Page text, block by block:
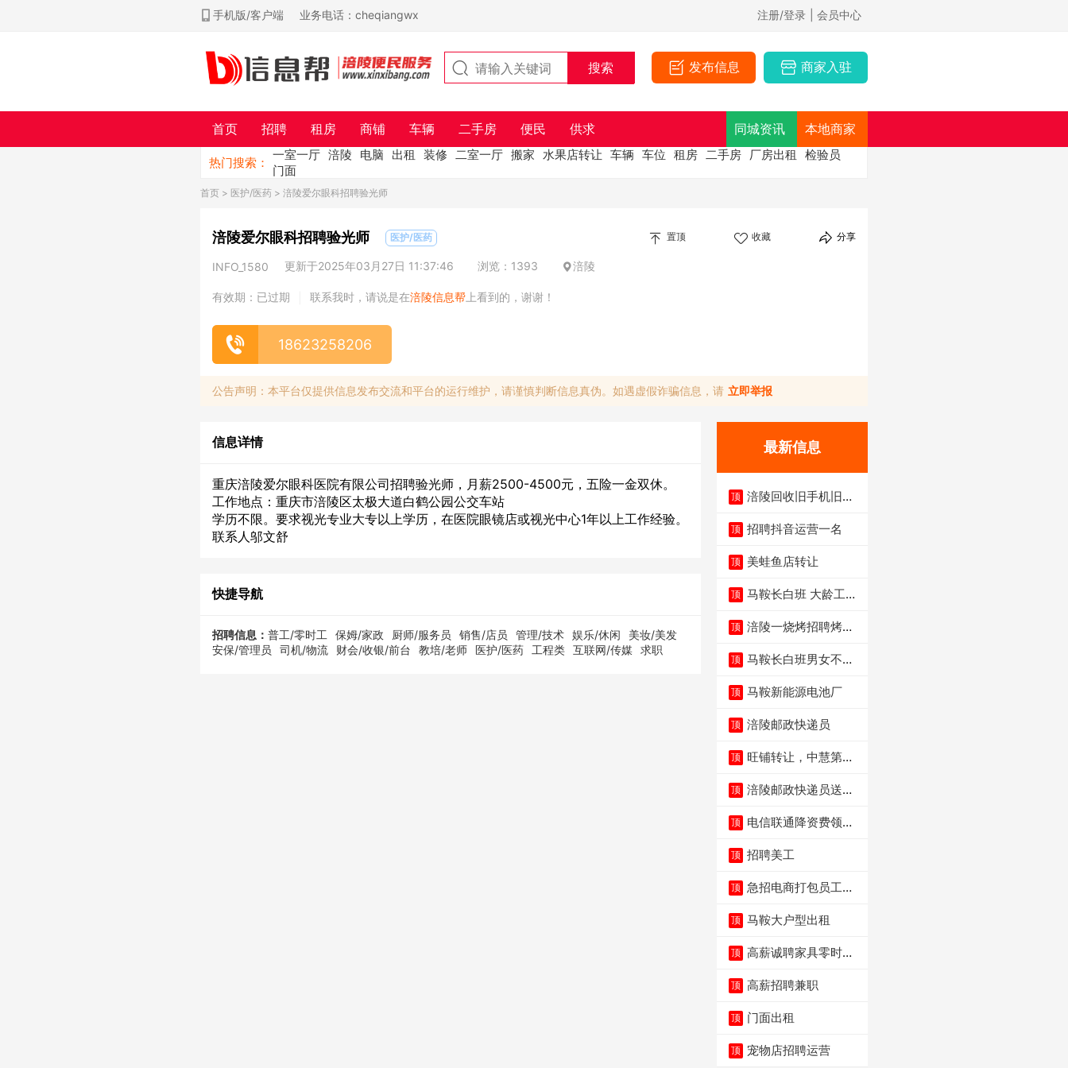
手机版/客户端 业务电话：cheqiangwx 注册/登录 | 会员中心
发布信息 商家入驻
首页 招聘 租房 商铺 车辆 二手房 便民 供求 同城资讯 本地商家
热门搜索：
一室一厅 涪陵 电脑 出租 装修 二室一厅 搬家 水果店转让 车辆 车位 租房 二手房 厂房出租
检验员
门面
首页 > 医护/医药 > 涪陵爱尔眼科招聘验光师
涪陵爱尔眼科招聘验光师 医护/医药 置顶 收藏 分享
INFO_1580 更新于2025年03月27日 11:37:46 浏览：1393 涪陵
有效期：已过期 联系我时，请说是在涪陵信息帮 上看到的，谢谢！
18623258206
公告声明：本平台仅提供信息发布交流和平台的运行维护，请谨慎判断信息真伪。如遇虚假诈骗信息，请 立即举报
信息详情
重庆涪陵爱尔眼科医院有限公司招聘验光师，月薪2500-4500元，五险一金双休。
工作地点：重庆市涪陵区太极大道白鹤公园公交车站
学历不限。要求视光专业大专以上学历，在医院眼镜店或视光中心1年以上工作经验。
联系人邬文舒
快捷导航
招聘信息： 普工/零时工 保姆/家政 厨师/服务员 销售/店员 管理/技术 娱乐/休闲
美妆/美发
安保/管理员
司机/物流 财会/收银/前台 教培/老师 医护/医药 工程类 互联网/传媒 求职
最新信息
顶 涪陵回收旧手机旧电
顶 招聘抖音运营一名
顶 美蛙鱼店转让
顶 马鞍长白班 大龄工大
顶 涪陵一烧烤招聘烤工
顶 马鞍长白班男女不限
顶 马鞍新能源电池厂
顶 涪陵邮政快递员
顶 旺铺转让，中慧第一
顶 涪陵邮政快递员送货
顶 电信联通降资费领价
顶 招聘美工
顶 急招电商打包员工作
顶 马鞍大户型出租
顶 高薪诚聘家具零时促
顶 高薪招聘兼职
顶 门面出租
顶 宠物店招聘运营